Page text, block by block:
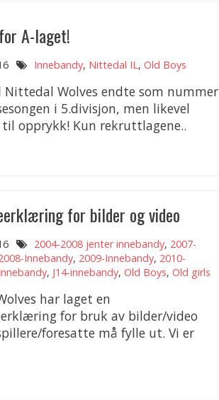
A-laget!
Innebandy, Nittedal IL, Old Boys
Wolves endte som nummer
i 5.divisjon, men likevel
opprykk! Kun rekruttlagene..
for bilder og video
2004-2008 jenter innebandy, 2007-
Innebandy, 2009-Innebandy, 2010-
, J14-innebandy, Old Boys, Old girls
har laget en
for bruk av bilder/video
foresatte må fylle ut. Vi er